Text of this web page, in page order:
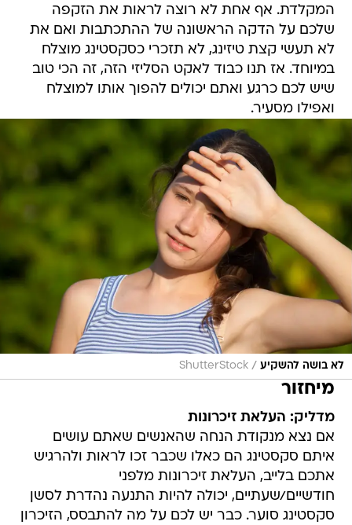
המקלדת. אף אחת לא רוצה לראות את הזקפה
שלכם על הדקה הראשונה של ההתכתבות ואם את
לא תעשי קצת טיזינג, לא תזכרי כסקסטינג מוצלח
במיוחד. אז תנו כבוד לאקט הסליזי הזה, זה הכי טוב
שיש לכם כרגע ואתם יכולים להפוך אותו למוצלח
ואפילו מסעיר.
לא בושה להשקיע /
ShutterStock
מיחזור
מדליק: העלאת זיכרונות
אם נצא מנקודת הנחה שהאנשים שאתם עושים
איתם סקסטינג הם כאלו שכבר זכו לראות ולהרגיש
אתכם בלייב, העלאת זיכרונות מלפני
חודשיים/שעתיים, יכולה להיות התנעה נהדרת לסשן
סקסטינג סוער. כבר יש לכם על מה להתבסס, הזיכרון